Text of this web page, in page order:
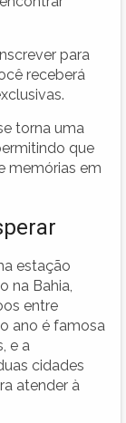
para
receberá
torna uma
que
memórias em
estação
na Bahia,
entre
ano é famosa
e a
cidades
atender à